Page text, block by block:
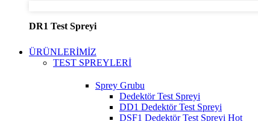
DR1 Test Spreyi
ÜRÜNLERİMİZ
TEST SPREYLERİ
Sprey Grubu
Dedektör Test Spreyi
DD1 Dedektör Test Spreyi
DSF1 Dedektör Test Spreyi Hot